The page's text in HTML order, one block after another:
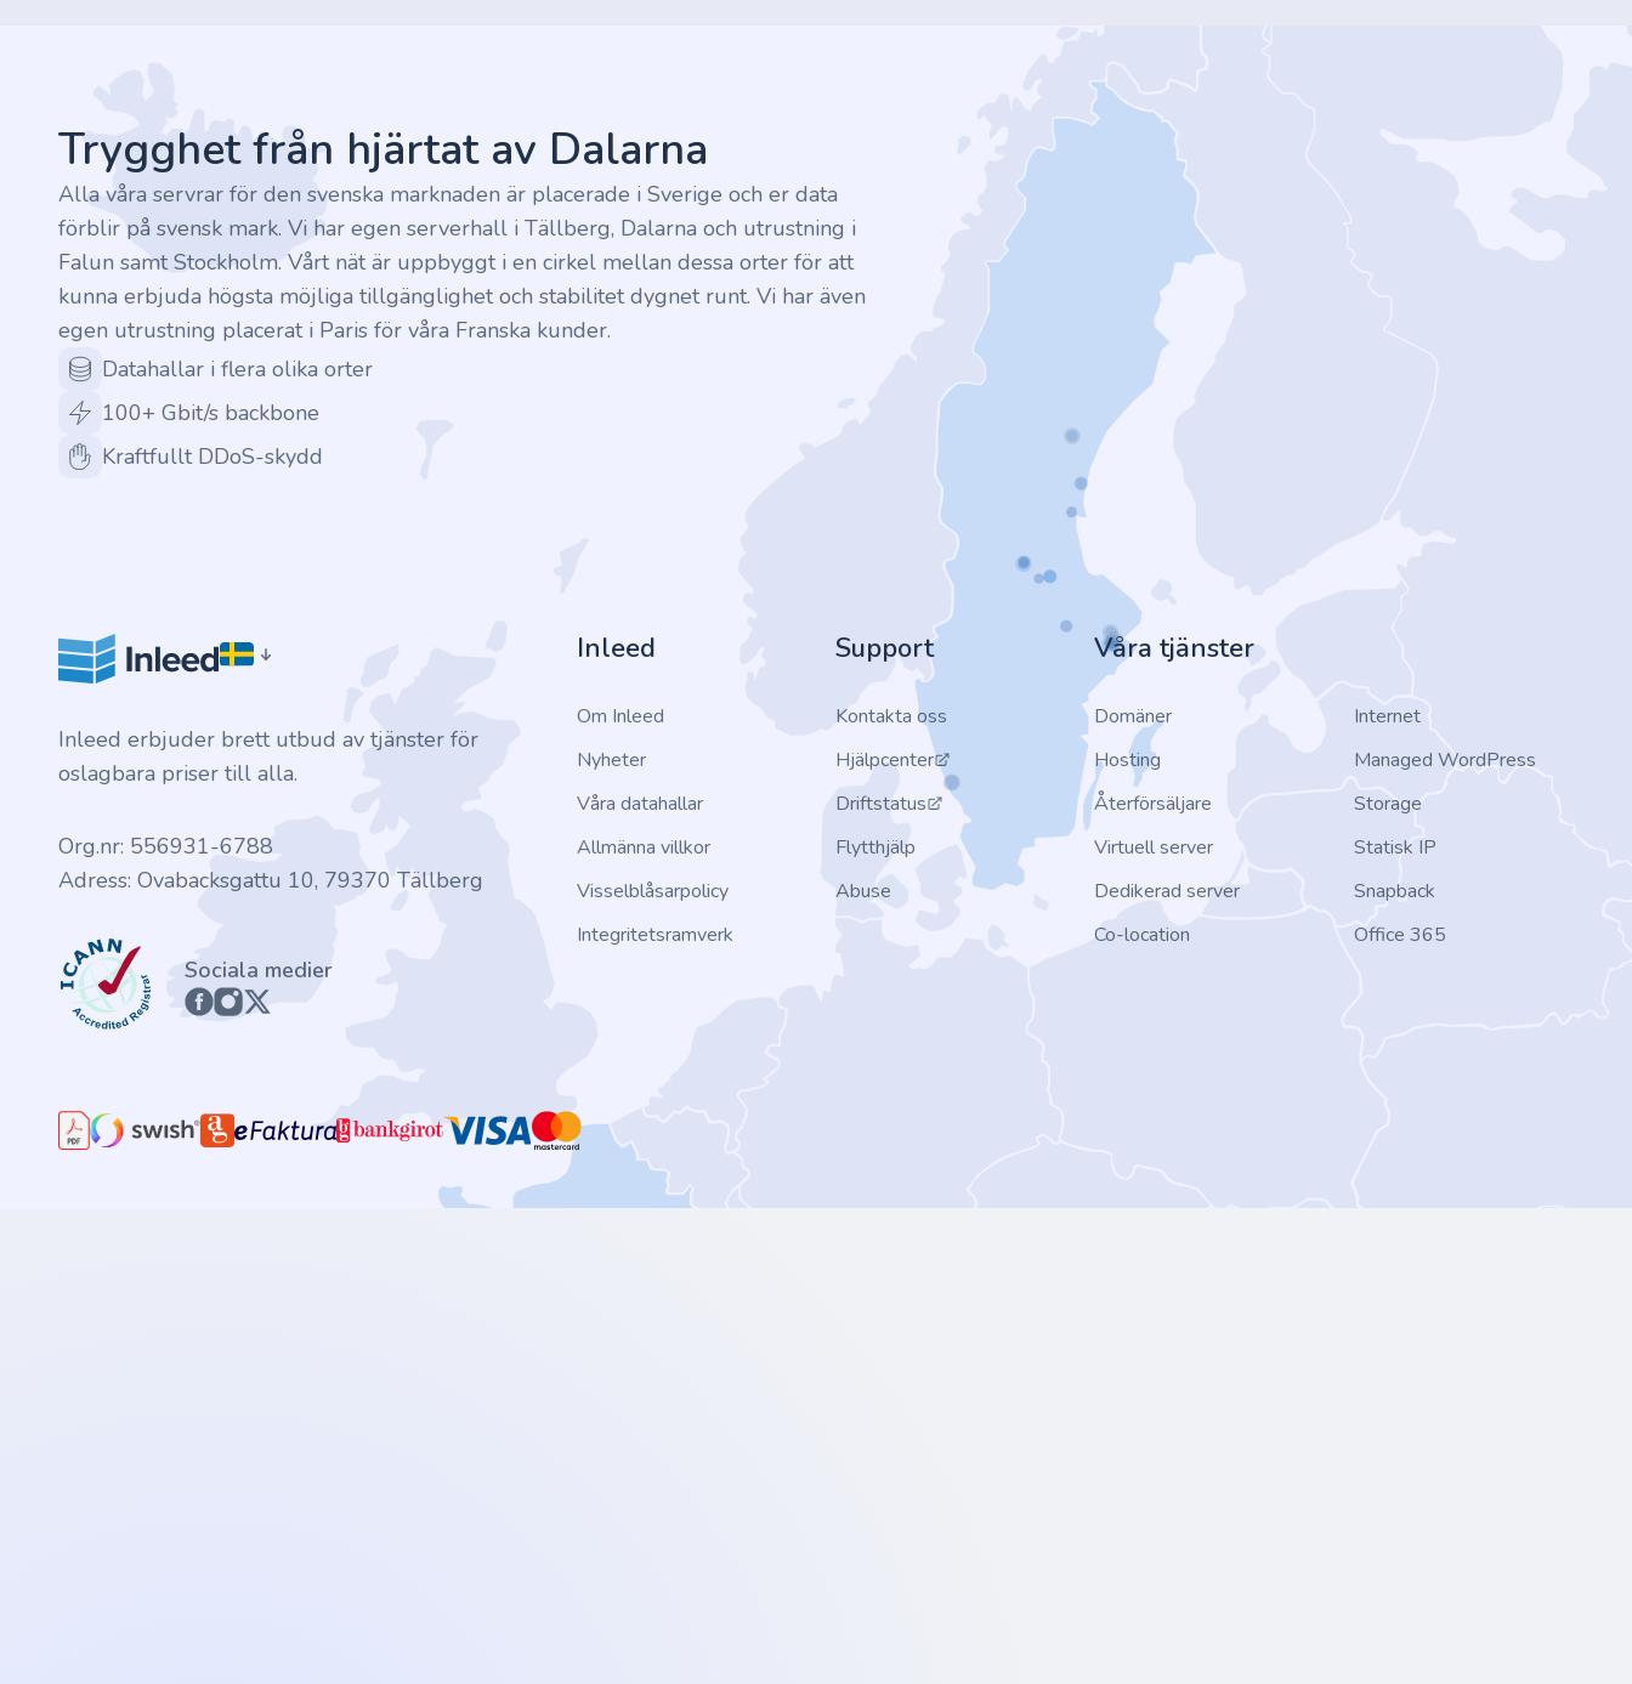
Trygghet från hjärtat av Dalarna
Alla våra servrar för den svenska marknaden är placerade i Sverige och er data
förblir på svensk mark. Vi har egen serverhall i Tällberg, Dalarna och utrustning i
Falun samt Stockholm. Vårt nät är uppbyggt i en cirkel mellan dessa orter för att
kunna erbjuda högsta möjliga tillgänglighet och stabilitet dygnet runt. Vi har även
egen utrustning placerat i Paris för våra Franska kunder.
Datahallar i flera olika orter
100+ Gbit/s backbone
Kraftfullt DDoS-skydd
Inleed erbjuder brett utbud av tjänster för
oslagbara priser till alla.
Org.nr: 556931-6788
Adress: Ovabacksgattu 10, 79370 Tällberg
ICANN
Sociala medier
Inleed
Om Inleed
Nyheter
Våra datahallar
Allmänna villkor
Visselblåsarpolicy
Integritetsramverk
Support
Kontakta oss
Hjälpcenter
Driftstatus
Flytthjälp
Abuse
Våra tjänster
Domäner
Hosting
Återförsäljare
Virtuell server
Dedikerad server
Co-location
Internet
Managed WordPress
Storage
Statisk IP
Snapback
Office 365